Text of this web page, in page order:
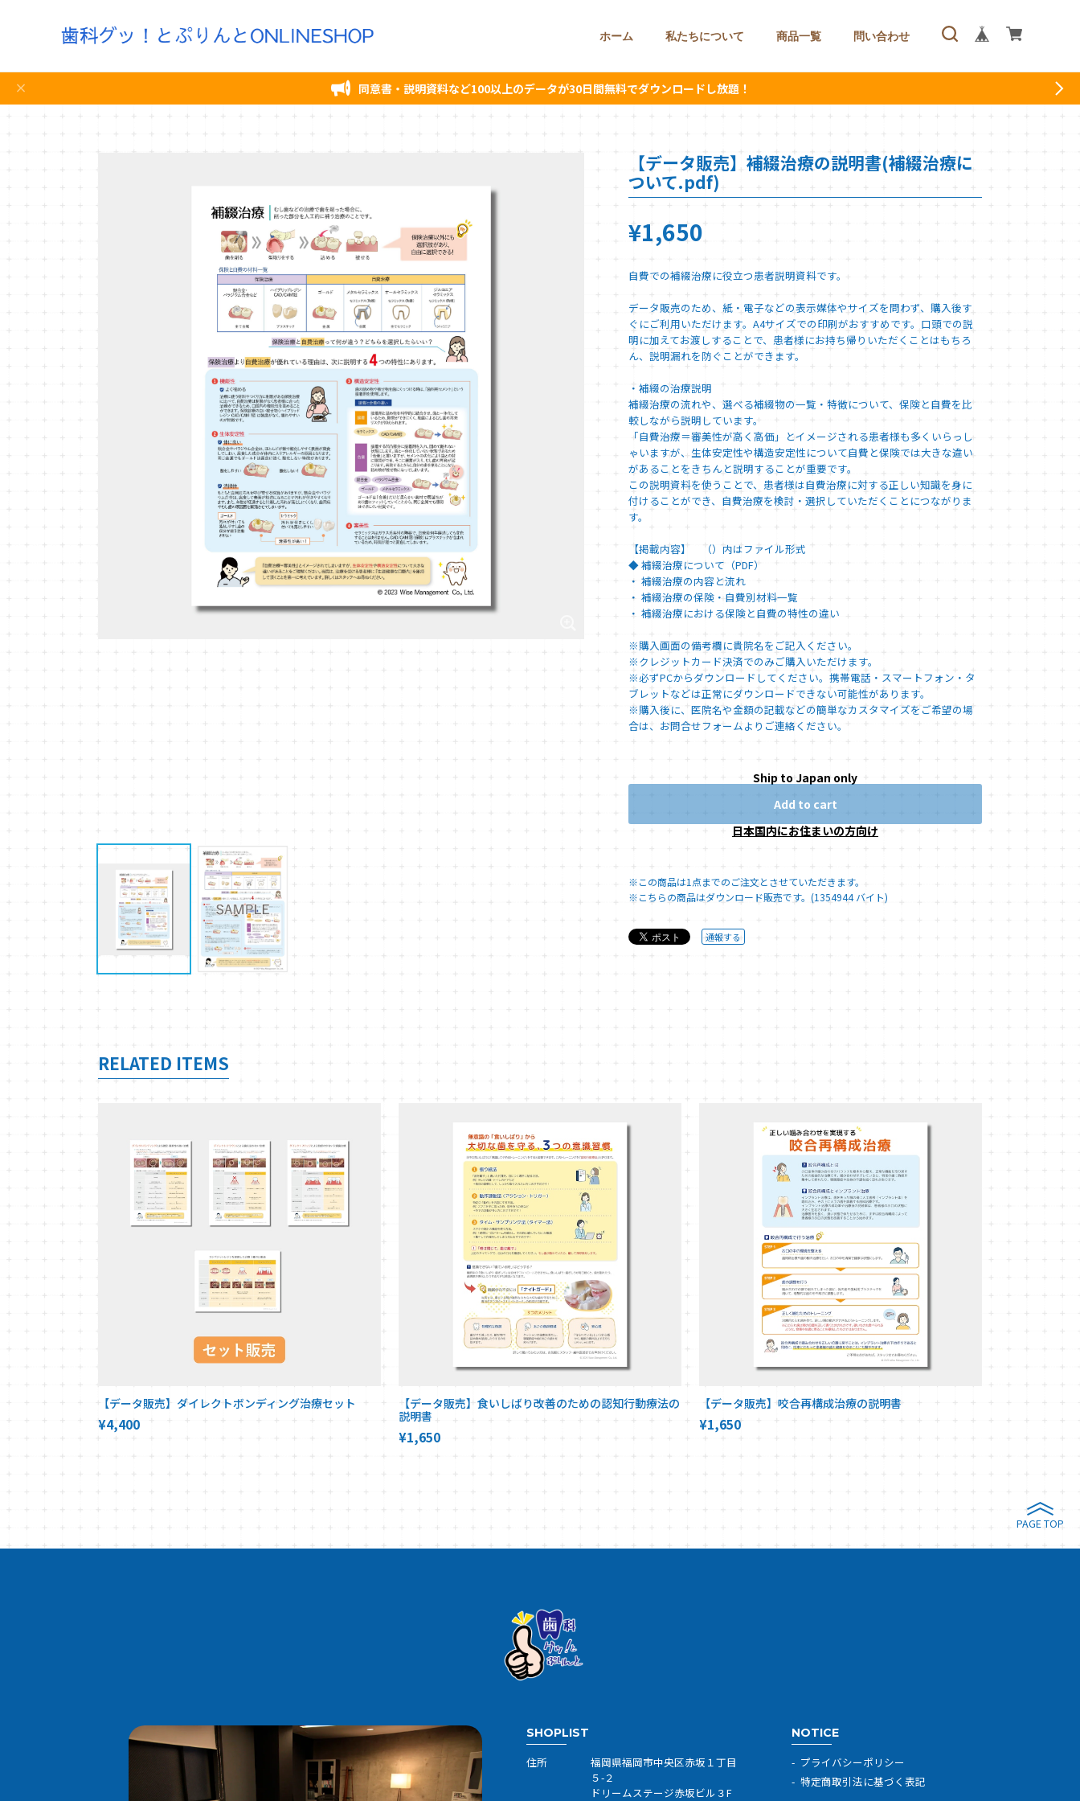
ホーム 私たちについて 商品一覧 問い合わせ
同意書・説明資料など100以上のデータが30日間無料でダウンロードし放題！
【データ販売】補綴治療の説明書(補綴治療に
ついて.pdf)
¥1,650
自費での補綴治療に役立つ患者説明資料です。
データ販売のため、紙・電子などの表示媒体やサイズを問わず、購入後す
ぐにご利用いただけます。A4サイズでの印刷がおすすめです。口頭での説
明に加えてお渡しすることで、患者様にお持ち帰りいただくことはもちろ
ん、説明漏れを防ぐことができます。
・補綴の治療説明
補綴治療の流れや、選べる補綴物の一覧・特徴について、保険と自費を比
較しながら説明しています。
「自費治療＝審美性が高く高価」とイメージされる患者様も多くいらっし
ゃいますが、生体安定性や構造安定性について自費と保険では大きな違い
があることをきちんと説明することが重要です。
この説明資料を使うことで、患者様は自費治療に対する正しい知識を身に
付けることができ、自費治療を検討・選択していただくことにつながりま
す。
【掲載内容】 （）内はファイル形式
◆ 補綴治療について（PDF）
・ 補綴治療の内容と流れ
・ 補綴治療の保険・自費別材料一覧
・ 補綴治療における保険と自費の特性の違い
※購入画面の備考欄に貴院名をご記入ください。
※クレジットカード決済でのみご購入いただけます。
※必ずPCからダウンロードしてください。携帯電話・スマートフォン・タ
ブレットなどは正常にダウンロードできない可能性があります。
※購入後に、医院名や金額の記載などの簡単なカスタマイズをご希望の場
合は、お問合せフォームよりご連絡ください。
Ship to Japan only
Add to cart
日本国内にお住まいの方向け
※この商品は1点までのご注文とさせていただきます。
※こちらの商品はダウンロード販売です。(1354944 バイト)
通報する
RELATED ITEMS
【データ販売】ダイレクトボンディング治療セット
¥4,400
【データ販売】食いしばり改善のための認知行動療法の
説明書
¥1,650
【データ販売】咬合再構成治療の説明書
¥1,650
PAGE TOP
SHOPLIST
住所
福岡県福岡市中央区赤坂１丁目
５-２
ドリームステージ赤坂ビル３F
NOTICE
プライバシーポリシー
特定商取引法に基づく表記